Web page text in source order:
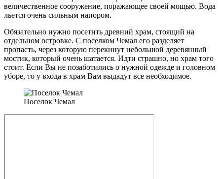
величественное сооружение, поражающее своей мощью. Вода
льется очень сильным напором.
Обязательно нужно посетить древний храм, стоящий на
отдельном островке. С поселком Чемал его разделяет
пропасть, через которую перекинут небольшой деревянный
мостик, который очень шатается. Идти страшно, но храм того
стоит. Если Вы не позаботились о нужной одежде и головном
уборе, то у входа в храм Вам выдадут все необходимое.
Поселок Чемал